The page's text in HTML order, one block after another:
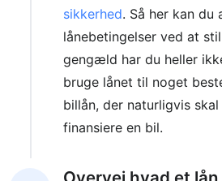
sikkerhed. Så her kan du
lånebetingelser ved at
gengæld har du heller
bruge lånet til noget
billån, der naturligvis
finansiere en bil.